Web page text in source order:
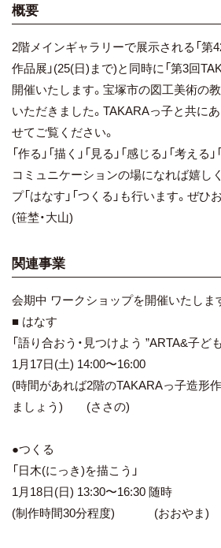
概要
2階メインギャラリーで展示される「第
作品展」(25(日)まで)と同時に「第3回
開催いたします。宝塚市の図工美術の
いただきました。TAKARAっ子と共に
せてご覧ください。
「作る」「描く」「見る」「感じる」「考え
コミュニケーションの場になれば嬉し
プ「はなす」「つくる」も行います。ぜひ
(笹埜・大山)
関連事業
会期中 ワークショップを開催いたしま
■ はなす
「語り合おう・見つけよう ”ARTA&子ども
1月17日(土) 14:00〜16:00
(時間があれば2階のTAKARAっ子造形
ましょう) (ささの)
●つくる
「日木(にっき)を描こう」
1月18日(日) 13:30〜16:30 随時
(制作時間30分程度) (おおやま)